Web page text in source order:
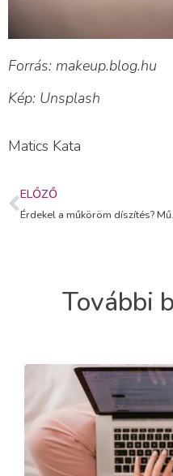
Forrás: makeup.blog.hu
Kép: Unsplash
Matics Kata
ELŐZŐ
Érdekel
További